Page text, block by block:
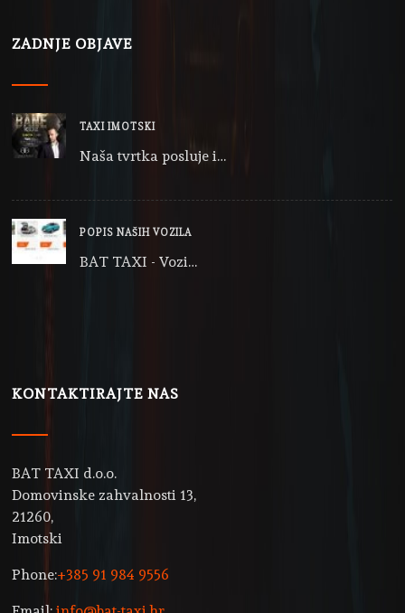
ZADNJE OBJAVE
TAXI IMOTSKI
Naša tvrtka posluje i…
POPIS NAŠIH VOZILA
BAT TAXI - Vozi…
KONTAKTIRAJTE NAS
BAT TAXI d.o.o.
Domovinske zahvalnosti 13,
21260,
Imotski
Phone:+385 91 984 9556